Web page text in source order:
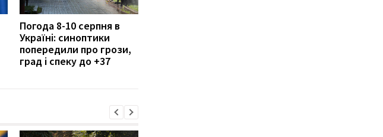
Погода 8-10 серпня в
Україні: синоптики
попередили про грози,
град і спеку до +37